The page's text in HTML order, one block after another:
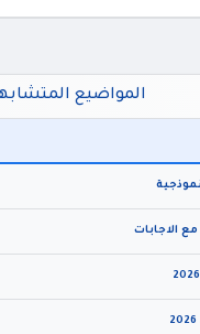
المواضيع